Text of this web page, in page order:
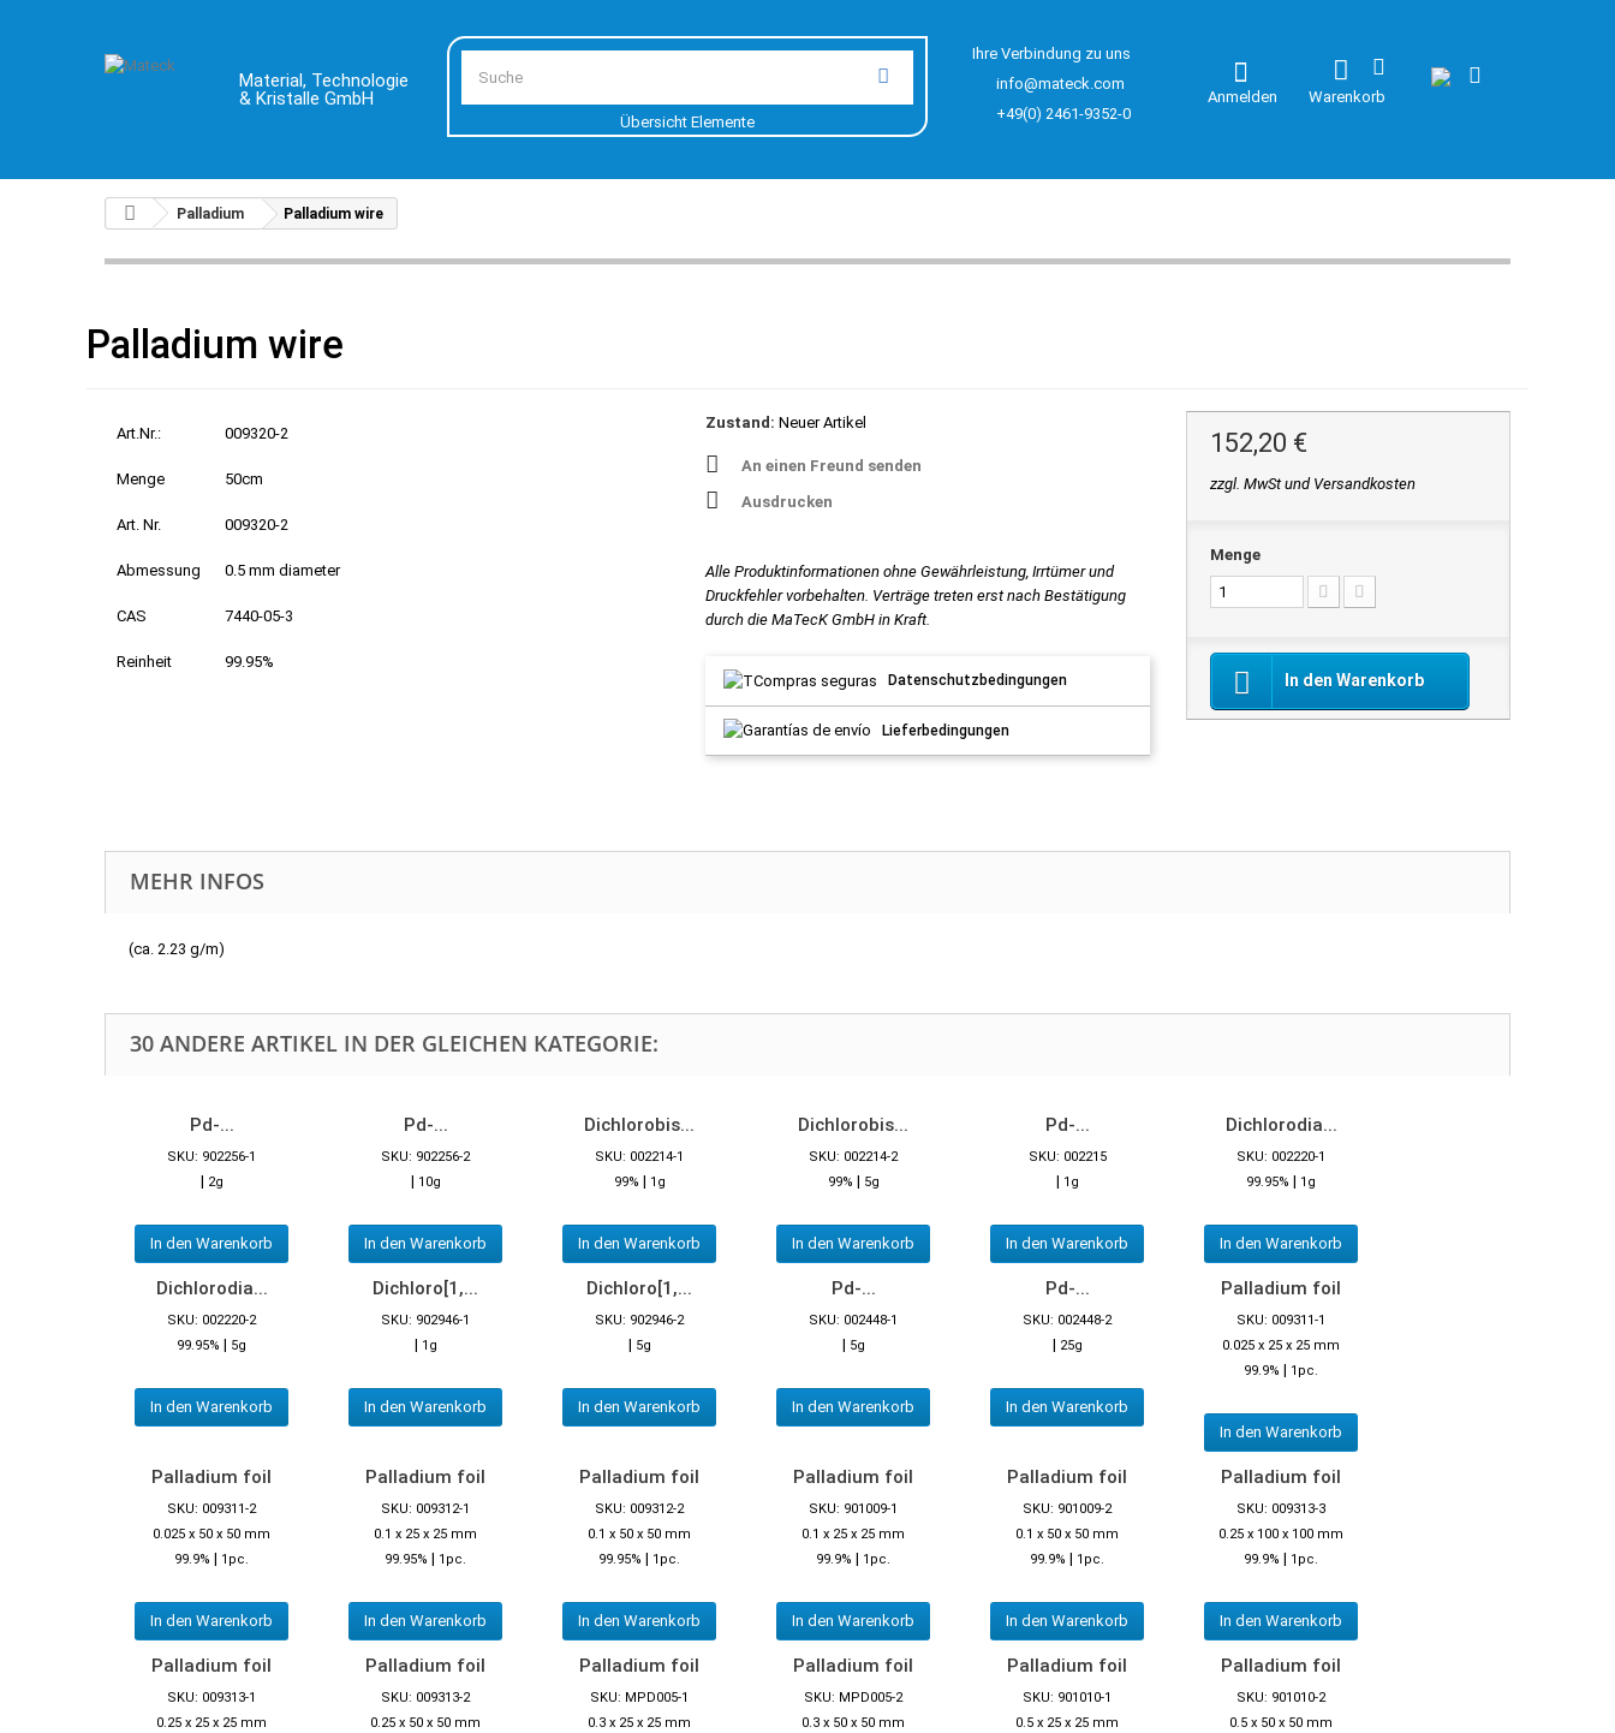
Material, Technologie
& Kristalle GmbH
Übersicht Elemente
Ihre Verbindung zu uns
info@mateck.com
+49(0) 2461-9352-0
Warenkorb
Anmelden
Palladium Palladium wire
Palladium wire
Art.Nr.: 009320-2
Menge 50cm
Art. Nr. 009320-2
Abmessung 0.5 mm diameter
CAS 7440-05-3
Reinheit 99.95%
Zustand: Neuer Artikel
An einen Freund senden
Ausdrucken
Alle Produktinformationen ohne Gewährleistung, Irrtümer und
Druckfehler vorbehalten. Verträge treten erst nach Bestätigung
durch die MaTecK GmbH in Kraft.
Datenschutzbedingungen
Lieferbedingungen
152,20 €
zzgl. MwSt und Versandkosten
Menge
In den Warenkorb
MEHR INFOS
(ca. 2.23 g/m)
30 ANDERE ARTIKEL IN DER GLEICHEN KATEGORIE:
Pd-...
SKU: 902256-1
| 2g
In den Warenkorb
Pd-...
SKU: 902256-2
| 10g
In den Warenkorb
Dichlorobis...
SKU: 002214-1
99% | 1g
In den Warenkorb
Dichlorobis...
SKU: 002214-2
99% | 5g
In den Warenkorb
Pd-...
SKU: 002215
| 1g
In den Warenkorb
Dichlorodia...
SKU: 002220-1
99.95% | 1g
In den Warenkorb
Dichlorodia...
SKU: 002220-2
99.95% | 5g
In den Warenkorb
Dichloro[1,...
SKU: 902946-1
| 1g
In den Warenkorb
Dichloro[1,...
SKU: 902946-2
| 5g
In den Warenkorb
Pd-...
SKU: 002448-1
| 5g
In den Warenkorb
Pd-...
SKU: 002448-2
| 25g
In den Warenkorb
Palladium foil
SKU: 009311-1
0.025 x 25 x 25 mm
99.9% | 1pc.
In den Warenkorb
Palladium foil
SKU: 009311-2
0.025 x 50 x 50 mm
99.9% | 1pc.
In den Warenkorb
Palladium foil
SKU: 009312-1
0.1 x 25 x 25 mm
99.95% | 1pc.
In den Warenkorb
Palladium foil
SKU: 009312-2
0.1 x 50 x 50 mm
99.95% | 1pc.
In den Warenkorb
Palladium foil
SKU: 901009-1
0.1 x 25 x 25 mm
99.9% | 1pc.
In den Warenkorb
Palladium foil
SKU: 901009-2
0.1 x 50 x 50 mm
99.9% | 1pc.
In den Warenkorb
Palladium foil
SKU: 009313-3
0.25 x 100 x 100 mm
99.9% | 1pc.
In den Warenkorb
Palladium foil
SKU: 009313-1
0.25 x 25 x 25 mm
Palladium foil
SKU: 009313-2
0.25 x 50 x 50 mm
Palladium foil
SKU: MPD005-1
0.3 x 25 x 25 mm
Palladium foil
SKU: MPD005-2
0.3 x 50 x 50 mm
Palladium foil
SKU: 901010-1
0.5 x 25 x 25 mm
Palladium foil
SKU: 901010-2
0.5 x 50 x 50 mm